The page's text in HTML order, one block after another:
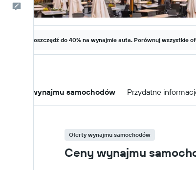
Kontakt
Zaoszczędź do 40% na wynajmie auta. Porównuj wszystkie
Oferty wynajmu samochodów Przydatne
Oferty wynajmu samochodów
Ceny wynajmu